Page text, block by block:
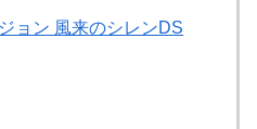
ョン 風来のシレンDS